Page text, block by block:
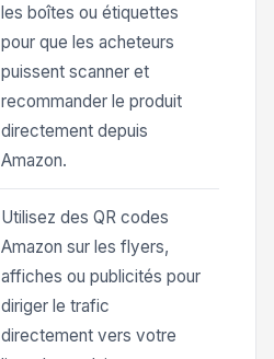
les boîtes ou étiquettes
pour que les acheteurs
puissent scanner et
recommander le produit
directement depuis
Amazon.
Utilisez des QR codes
Amazon sur les flyers,
affiches ou publicités pour
diriger le trafic
directement vers votre